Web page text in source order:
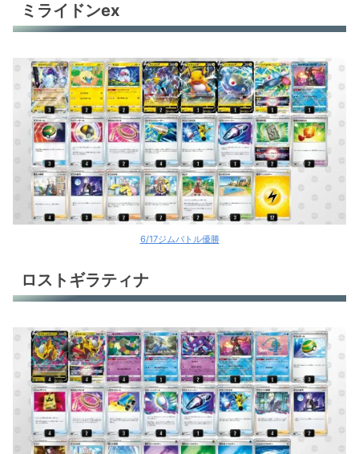
ミライドンex
6/17ジムバトル優勝
ロストギラティナ